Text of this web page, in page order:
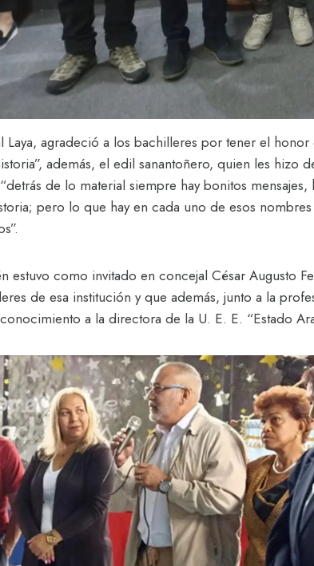
Laya, agradeció a los bachilleres por tener el
además, el edil sanantoñero, quien les
de lo material siempre hay bonitos
pero lo que hay en cada uno de esos
estuvo como invitado en concejal César
de esa institución y que además, junto a la
a la directora de la U. E. E. “Estado